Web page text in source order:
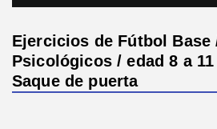
Ejercicios de Fútbol Base
Psicológicos / edad 8 a
Saque de puerta